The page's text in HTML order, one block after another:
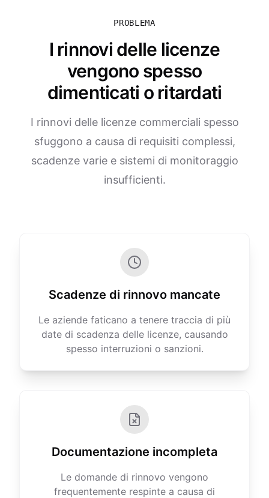
PROBLEMA
I rinnovi delle licenze
vengono spesso
dimenticati o ritardati
I rinnovi delle licenze commerciali spesso
sfuggono a causa di requisiti complessi,
scadenze varie e sistemi di monitoraggio
insufficienti.
Scadenze di rinnovo mancate
Le aziende faticano a tenere traccia di più
date di scadenza delle licenze, causando
spesso interruzioni o sanzioni.
Documentazione incompleta
Le domande di rinnovo vengono
frequentemente respinte a causa di